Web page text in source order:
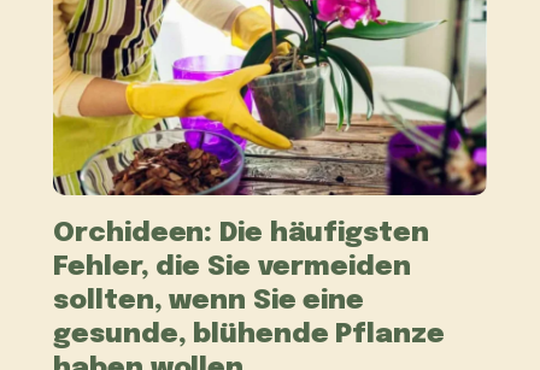
Orchideen: Die häufigsten
Fehler, die Sie vermeiden
sollten, wenn Sie eine
gesunde, blühende Pflanze